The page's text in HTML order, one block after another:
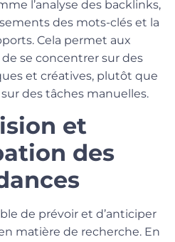
l’analyse des backlinks,
des mots-clés et la
Cela permet aux
se concentrer sur des
et créatives, plutôt que
des tâches manuelles.
et
des
de prévoir et d’anticiper
matière de recherche. En